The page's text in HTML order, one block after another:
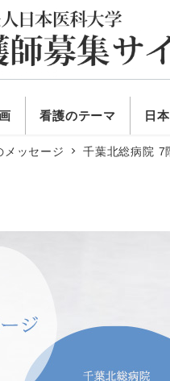
看護のテーマ 日
メッセージ 千葉北総病院 7